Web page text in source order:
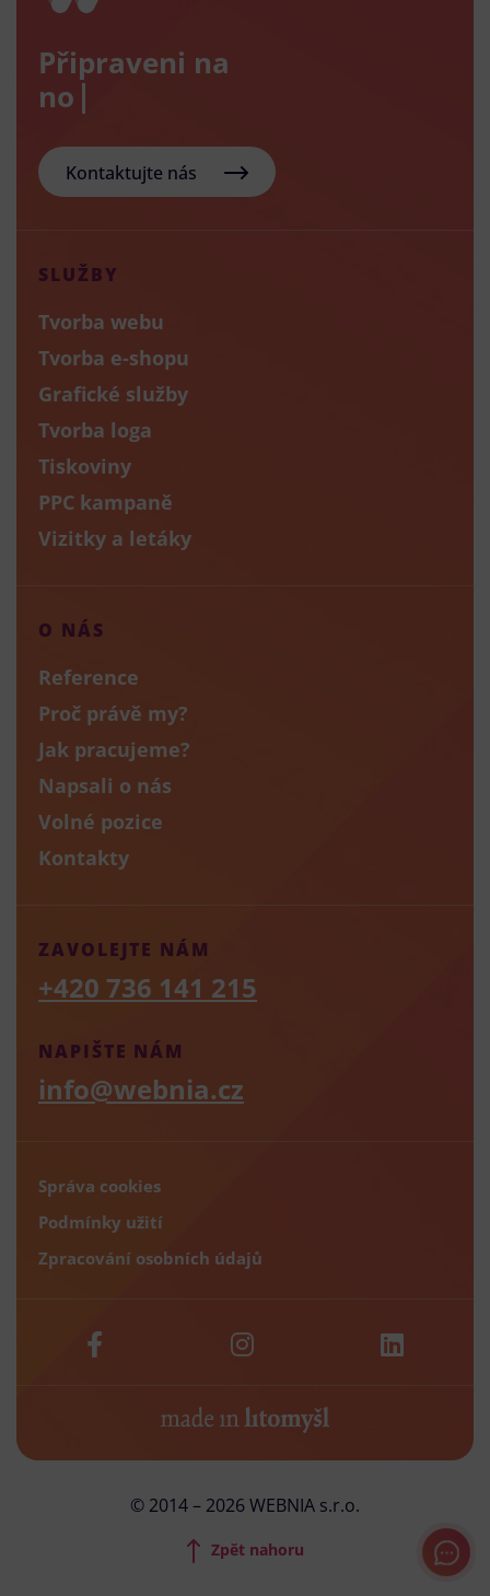
Připraveni na
nový e-
Kontaktujte nás
SLUŽBY
Tvorba webu
Tvorba e-shopu
Grafické služby
Tvorba loga
Tiskoviny
PPC kampaně
Vizitky a letáky
O NÁS
Reference
Proč právě my?
Jak pracujeme?
Napsali o nás
Volné pozice
Kontakty
NAPIŠTE NÁM
info@webnia.cz
ZAVOLEJTE NÁM
+420 736 141 215
Správa cookies
Podmínky užití
Zpracování osobních údajů
© 2014 – 2026 WEBNIA s.r.o.
Zpět nahoru